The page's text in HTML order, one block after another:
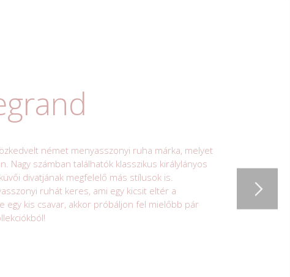
német menyasszonyi ruha márka, melyet
Nagy számban találhatók klasszikus királylányos
divatjának megfelelő más stílusok is.
ruhát keres, ami egy kicsit eltér a
egy kis csavar, akkor próbáljon fel mielőbb pár